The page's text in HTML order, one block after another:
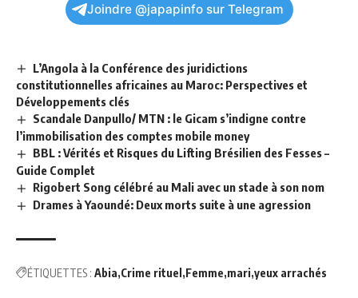
Joindre @japapinfo sur Telegram
L’Angola à la Conférence des juridictions
constitutionnelles africaines au Maroc: Perspectives et
Développements clés
Scandale Danpullo/ MTN : le Gicam s’indigne contre
l’immobilisation des comptes mobile money
BBL : Vérités et Risques du Lifting Brésilien des Fesses –
Guide Complet
Rigobert Song célébré au Mali avec un stade à son nom
Drames à Yaoundé: Deux morts suite à une agression
ÉTIQUETTES : Abia Crime rituel Femme mari yeux arrachés